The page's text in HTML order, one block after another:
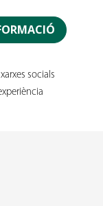
socials